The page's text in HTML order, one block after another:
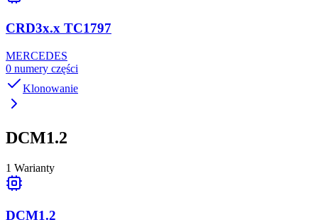
CRD3x.x TC1797
MERCEDES
0 numery części
Klonowanie
DCM1.2
1 Warianty
DCM1.2